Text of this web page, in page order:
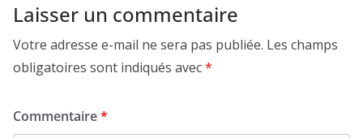
Laisser un commentaire
Votre adresse e-mail ne sera pas publiée. Les champs
obligatoires sont indiqués avec*
Commentaire*